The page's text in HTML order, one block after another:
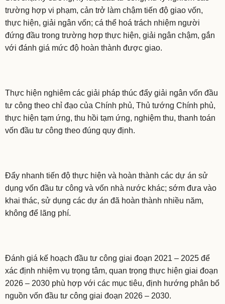
trường hợp vi phạm, cản trở làm chậm tiến độ giao vốn,
thực hiện, giải ngân vốn; cá thể hoá trách nhiệm người
đứng đầu trong trường hợp thực hiện, giải ngân chậm, gắn
với đánh giá mức độ hoàn thành được giao.
Thực hiện nghiêm các giải pháp thúc đẩy giải ngân vốn đầu
tư công theo chỉ đạo của Chính phủ, Thủ tướng Chính phủ,
thực hiện tạm ứng, thu hồi tạm ứng, nghiệm thu, thanh toán
vốn đầu tư công theo đúng quy định.
Đẩy nhanh tiến độ thực hiện và hoàn thành các dự án sử
dụng vốn đầu tư công và vốn nhà nước khác; sớm đưa vào
khai thác, sử dụng các dự án đã hoàn thành nhiều năm,
không để lãng phí.
Đánh giá kế hoạch đầu tư công giai đoạn 2021 – 2025 để
xác định nhiệm vụ trọng tâm, quan trọng thực hiện giai đoạn
2026 – 2030 phù hợp với các mục tiêu, định hướng phân bổ
nguồn vốn đầu tư công giai đoạn 2026 – 2030.